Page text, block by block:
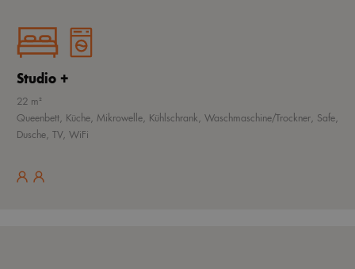
Studio +
22 m²
Queenbett, Küche, Mikrowelle, Kühlschrank, Waschmaschine/Trockner, Safe,
Dusche, TV, WiFi